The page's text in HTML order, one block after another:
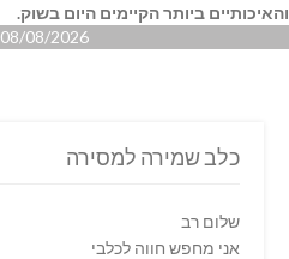
והאיכותיים ביותר הקיימים היום בשוק.
08/08/2026 20:25
כלב שמירה למסירה
שלום רב
אני מחפש חווה לכלבי